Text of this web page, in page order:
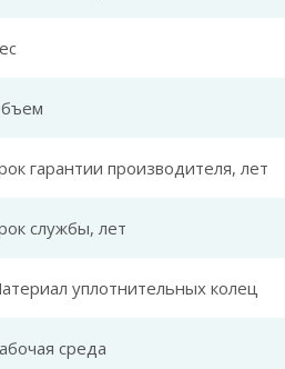
гарантии производителя, лет
службы, лет
уплотнительных колец
среда